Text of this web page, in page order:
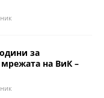
за
на ВиК –